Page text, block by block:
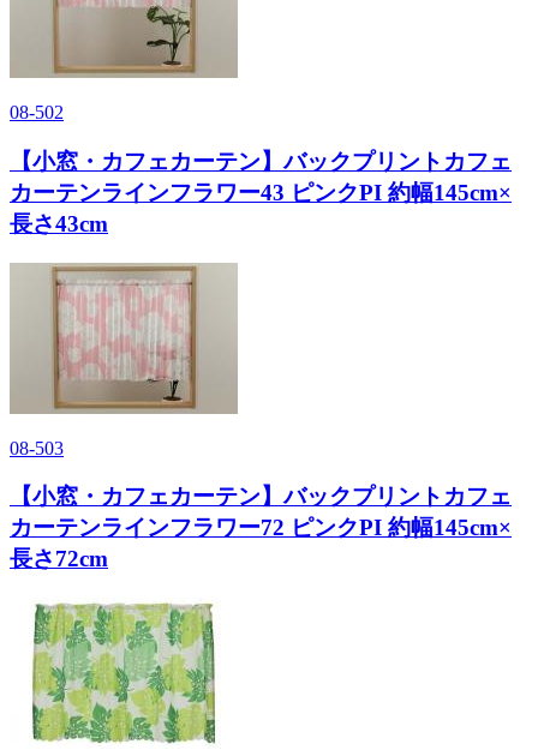
08-502
【小窓・カフェカーテン】バックプリントカフェ
カーテンラインフラワー43 ピンクPI 約幅145cm×
長さ43cm
08-503
【小窓・カフェカーテン】バックプリントカフェ
カーテンラインフラワー72 ピンクPI 約幅145cm×
長さ72cm